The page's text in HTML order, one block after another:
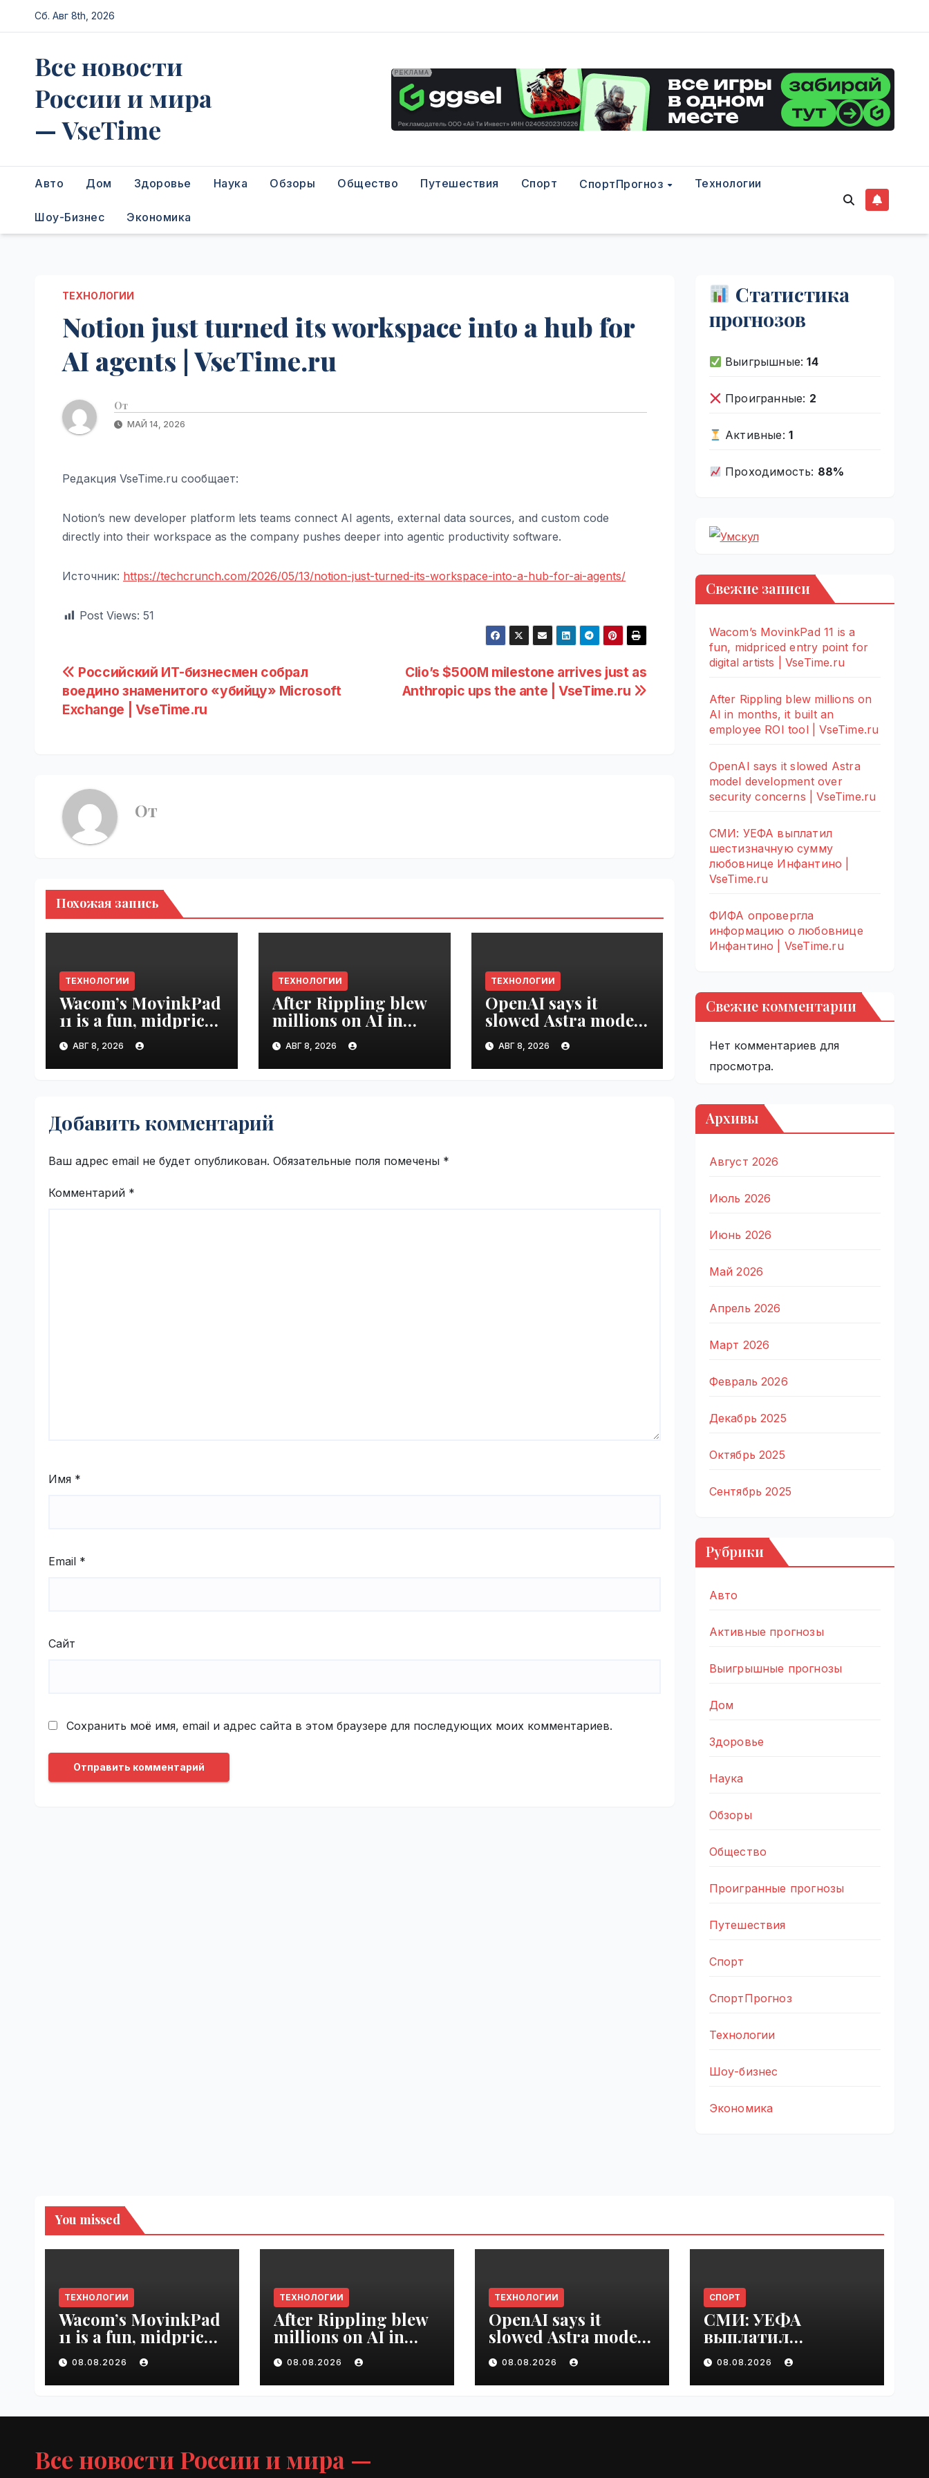
Перейти
к
Сб. Авг 8th, 2026
Все новости
России и мира
— VseTime
Авто Дом Здоровье Наука Обзоры Общество Путешествия Спорт СпортПрогноз Технологии
Шоу-Бизнес Экономика
ТЕХНОЛОГИИ
Notion just turned its workspace into a hub for
AI agents | VseTime.ru
От
МАЙ 14, 2026
Редакция VseTime.ru сообщает:
Notion’s new developer platform lets teams connect AI agents, external data sources, and custom code
directly into their workspace as the company pushes deeper into agentic productivity software.
Источник: https://techcrunch.com/2026/05/13/notion-just-turned-its-workspace-into-a-hub-for-ai-agents/
Post Views: 51
Навигация
по
Clio’s $500M milestone arrives just as
Anthropic ups the ante | VseTime.ru
Российский ИТ-бизнесмен собрал
воедино знаменитого «убийцу» Microsoft
Exchange | VseTime.ru
От
Похожая запись
ТЕХНОЛОГИИ
Wacom’s MovinkPad
11 is a fun, midpriced
entry point for
digital artists |
VseTime.ru
АВГ 8, 2026
ТЕХНОЛОГИИ
After Rippling blew
millions on AI in
months, it built an
employee ROI tool |
VseTime.ru
АВГ 8, 2026
ТЕХНОЛОГИИ
OpenAI says it
slowed Astra model
development over
security concerns |
VseTime.ru
АВГ 8, 2026
Добавить комментарий
Ваш адрес email не будет опубликован. Обязательные поля помечены *
Комментарий *
Имя *
Email *
Сайт
Сохранить моё имя, email и адрес сайта в этом браузере для последующих моих комментариев.
Статистика
прогнозов
Выигрышные:14
Проигранные: 2
Активные: 1
Проходимость: 88%
Свежие записи
Wacom’s MovinkPad 11 is a
fun, midpriced entry point for
digital artists | VseTime.ru
After Rippling blew millions on
AI in months, it built an
employee ROI tool | VseTime.ru
OpenAI says it slowed Astra
model development over
security concerns | VseTime.ru
СМИ: УЕФА выплатил
шестизначную сумму
любовнице Инфантино |
VseTime.ru
ФИФА опровергла
информацию о любовнице
Инфантино | VseTime.ru
Свежие комментарии
Нет комментариев для
просмотра.
Архивы
Август 2026
Июль 2026
Июнь 2026
Май 2026
Апрель 2026
Март 2026
Февраль 2026
Декабрь 2025
Октябрь 2025
Сентябрь 2025
Рубрики
Авто
Активные прогнозы
Выигрышные прогнозы
Дом
Здоровье
Наука
Обзоры
Общество
Проигранные прогнозы
Путешествия
Спорт
СпортПрогноз
Технологии
Шоу-бизнес
Экономика
You missed
ТЕХНОЛОГИИ
Wacom’s MovinkPad
11 is a fun, midpriced
entry point for
digital artists |
VseTime.ru
08.08.2026
ТЕХНОЛОГИИ
After Rippling blew
millions on AI in
months, it built an
employee ROI tool |
VseTime.ru
08.08.2026
ТЕХНОЛОГИИ
OpenAI says it
slowed Astra model
development over
security concerns |
VseTime.ru
08.08.2026
СПОРТ
СМИ: УЕФА
выплатил
шестизначную
сумму любовнице
Инфантино |
08.08.2026
Все новости России и мира —